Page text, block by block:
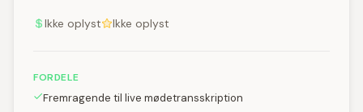
Ikke oplyst Ikke oplyst
FORDELE
Fremragende til live mødetransskription